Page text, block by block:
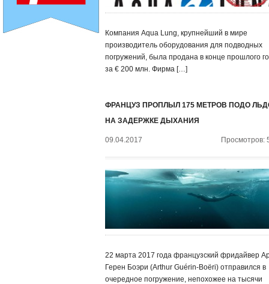
Компания Aqua Lung, крупнейший в мире
производитель оборудования для подводных
погружений, была продана в конце прошлого
за € 200 млн. Фирма […]
ФРАНЦУЗ ПРОПЛЫЛ 175 МЕТРОВ ПОДО
НА ЗАДЕРЖКЕ ДЫХАНИЯ
09.04.2017 Просмотров:
22 марта 2017 года французский фридайвер
Герен Боэри (Arthur Guérin-Boëri) отправился в
очередное погружение, непохожее на тысячи